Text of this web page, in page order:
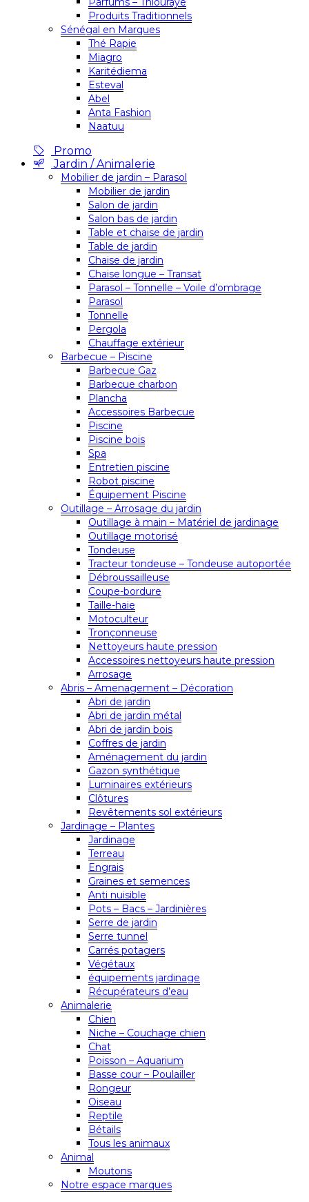
Produits Traditionnels
Sénégal en Marques
Thé Rapie
Miagro
Karitédiema
Esteval
Abel
Anta Fashion
Naatuu
Promo
Jardin / Animalerie
Mobilier de jardin – Parasol
Mobilier de jardin
Salon de jardin
Salon bas de jardin
Table et chaise de jardin
Table de jardin
Chaise de jardin
Chaise longue – Transat
Parasol – Tonnelle – Voile d’ombrage
Parasol
Tonnelle
Pergola
Chauffage extérieur
Barbecue – Piscine
Barbecue Gaz
Barbecue charbon
Plancha
Accessoires Barbecue
Piscine
Piscine bois
Spa
Entretien piscine
Robot piscine
Équipement Piscine
Outillage – Arrosage du jardin
Outillage à main – Matériel de jardinage
Outillage motorisé
Tondeuse
Tracteur tondeuse – Tondeuse autoportée
Débroussailleuse
Coupe-bordure
Taille-haie
Motoculteur
Tronçonneuse
Nettoyeurs haute pression
Accessoires nettoyeurs haute pression
Arrosage
Abris – Amenagement – Décoration
Abri de jardin
Abri de jardin métal
Abri de jardin bois
Coffres de jardin
Aménagement du jardin
Gazon synthétique
Luminaires extérieurs
Clôtures
Revêtements sol extérieurs
Jardinage – Plantes
Jardinage
Terreau
Engrais
Graines et semences
Anti nuisible
Pots – Bacs – Jardinières
Serre de jardin
Serre tunnel
Carrés potagers
Végétaux
équipements jardinage
Récupérateurs d’eau
Animalerie
Chien
Niche – Couchage chien
Chat
Poisson – Aquarium
Basse cour – Poulailler
Rongeur
Oiseau
Reptile
Bétails
Tous les animaux
Animal
Moutons
Notre espace marques